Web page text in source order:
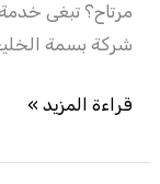
مرتاح؟ تبغى
شركة بسمة
قراءة المزيد »